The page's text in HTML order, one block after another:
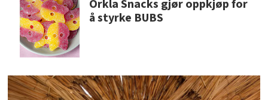
Orkla Snacks gjør oppkjøp for
å styrke BUBS